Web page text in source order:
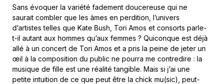
Sans évoquer la variété fadement doucereuse qui ne
saurait combler que les âmes en perdition, l’univers
d’artistes telles que Kate Bush, Tori Amos et consorts parle-
t-il autant aux hommes qu’aux femmes ? Quiconque est déjà
allé à un concert de Tori Amos et a pris la peine de jeter un
œil à la composition du public ne pourra me contredire : la
musique de fille est une réalité tangible. Mais si j’ai une
petite intuition de ce que peut être la chick mu(sic), peut-